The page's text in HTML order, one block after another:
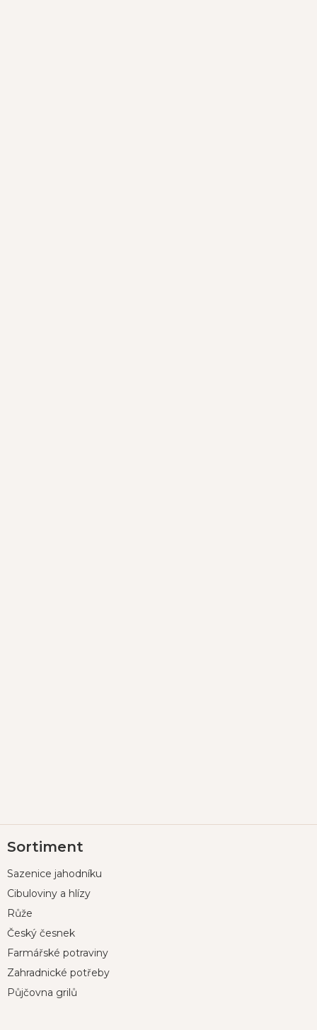
á
a
Sortiment
Sazenice jahodníku
Cibuloviny a hlízy
Růže
Český česnek
Farmářské potraviny
Zahradnické potřeby
Půjčovna grilů